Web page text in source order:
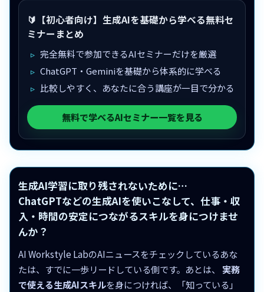
🔰【初心者向け】生成AIを基礎から学べる無料セ
ミナーまとめ
完全無料で参加できるAIセミナーだけを厳選
ChatGPT・Geminiを基礎から体系的に学べる
比較しやすく、あなたに合う講座が一目で分かる
無料で学べるAIセミナー一覧を見る
生成AI学習に取り残されないために…
ChatGPTなどの生成AIを使いこなして、仕事・収
入・時間の安定につながるスキルを身につけませ
んか？
AI Workstyle LabのAIニュースをチェックしているあな
たは、すでに一歩リードしている側です。あとは、 実務
で使える生成AIスキルを身につければ、「知っている」